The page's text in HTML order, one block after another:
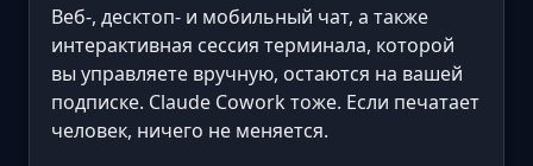
Веб-, десктоп- и мобильный чат, а также
интерактивная сессия терминала, которой
вы управляете вручную, остаются на вашей
подписке. Claude Cowork тоже. Если печатает
человек, ничего не меняется.